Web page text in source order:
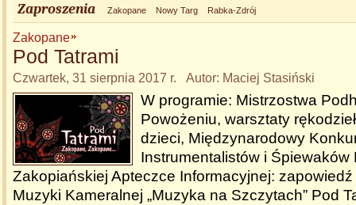
Zaproszenia Zakopane Nowy Targ Rabka-Zdrój
Zakopane
Pod Tatrami
Czwartek, 31 sierpnia 2017 r. Autor: Maciej Stasiński
W programie: Mistrzostwa
Powożeniu, warsztaty
dzieci, Międzynarodowy
Instrumentalistów i Śpiewaków
Zakopiańskiej Apteczce Informacyjnej:
Muzyki Kameralnej „Muzyka na Szczytach” Pod